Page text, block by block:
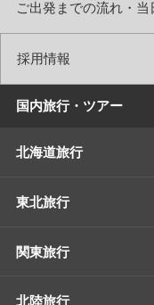
ご出発までの流れ・当
採用情報
国内旅行・ツアー
北海道旅行
東北旅行
関東旅行
北陸旅行